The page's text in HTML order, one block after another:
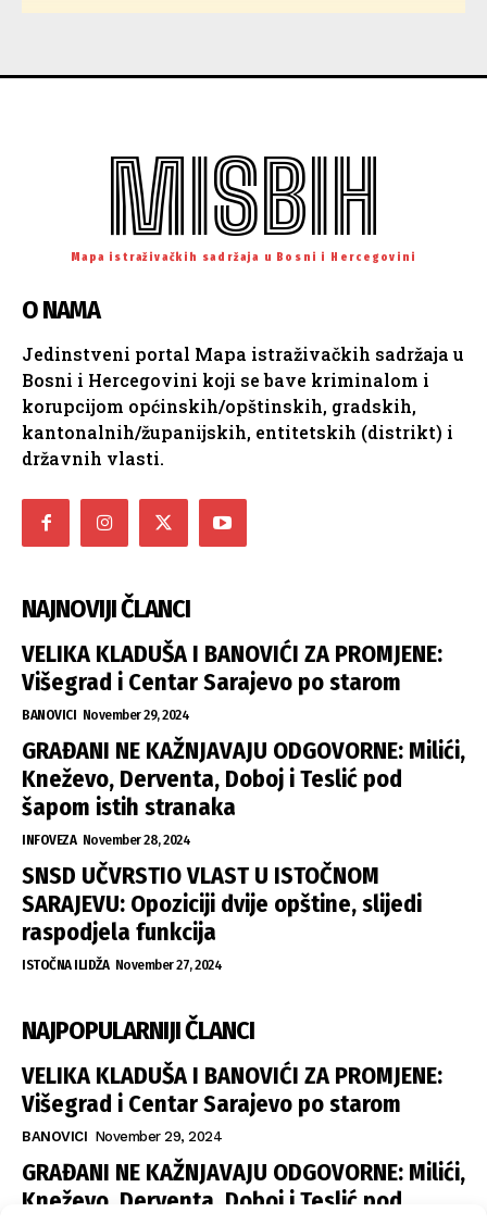
MISBIH
Mapa istraživačkih sadržaja u Bosni i Hercegovini
O NAMA
Jedinstveni portal Mapa istraživačkih sadržaja u
Bosni i Hercegovini koji se bave kriminalom i
korupcijom općinskih/opštinskih, gradskih,
kantonalnih/županijskih, entitetskih (distrikt) i
državnih vlasti.
NAJNOVIJI ČLANCI
VELIKA KLADUŠA I BANOVIĆI ZA PROMJENE:
Višegrad i Centar Sarajevo po starom
BANOVICI November 29, 2024
GRAĐANI NE KAŽNJAVAJU ODGOVORNE: Milići,
Kneževo, Derventa, Doboj i Teslić pod
šapom istih stranaka
INFOVEZA November 28, 2024
SNSD UČVRSTIO VLAST U ISTOČNOM
SARAJEVU: Opoziciji dvije opštine, slijedi
raspodjela funkcija
ISTOČNA ILIDŽA November 27, 2024
NAJPOPULARNIJI ČLANCI
VELIKA KLADUŠA I BANOVIĆI ZA PROMJENE:
Višegrad i Centar Sarajevo po starom
BANOVICI November 29, 2024
GRAĐANI NE KAŽNJAVAJU ODGOVORNE: Milići,
Kneževo, Derventa, Doboj i Teslić pod